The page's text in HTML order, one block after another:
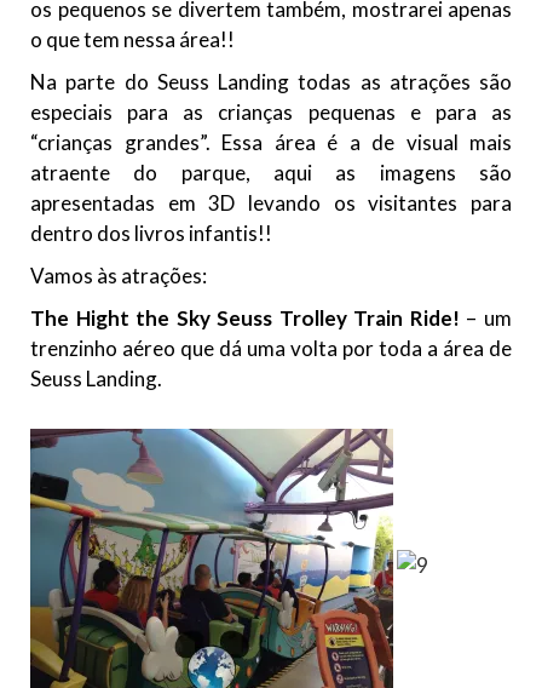
os pequenos se divertem também, mostrarei apenas
o que tem nessa área!!
Na parte do Seuss Landing todas as atrações são
especiais para as crianças pequenas e para as
“crianças grandes”. Essa área é a de visual mais
atraente do parque, aqui as imagens são
apresentadas em 3D levando os visitantes para
dentro dos livros infantis!!
Vamos às atrações:
The Hight the Sky Seuss Trolley Train Ride! – um
trenzinho aéreo que dá uma volta por toda a área de
Seuss Landing.